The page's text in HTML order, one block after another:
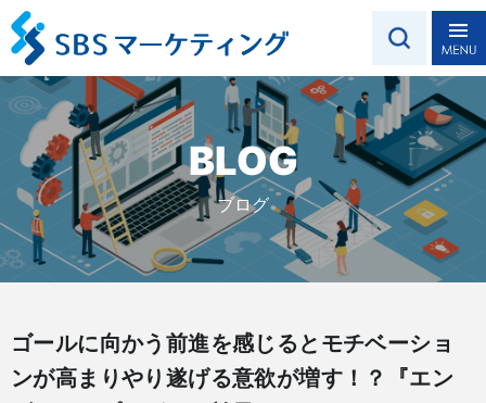
BLOG
ブログ
ゴールに向かう前進を感じるとモチベーショ
ンが高まりやり遂げる意欲が増す！？『エン